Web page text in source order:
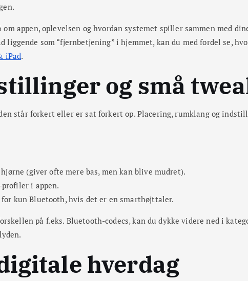
appen, oplevelsen og hvordan systemet spiller sammen med
liggende som “fjernbetjening” i hjemmet, kan du med fordel se,
iPad.
og små
står forkert eller er sat forkert op. Placering, rumklang og
(giver ofte mere bas, men kan blive mudret).
i appen.
kun Bluetooth, hvis det er en smarthøjttaler.
på f.eks. Bluetooth-codecs, kan du dykke videre ned i
hverdag